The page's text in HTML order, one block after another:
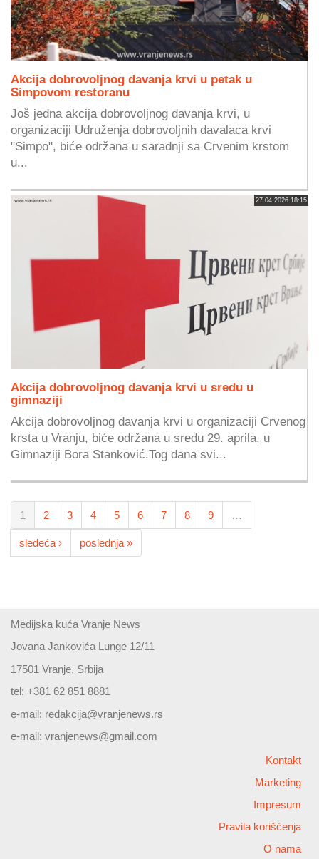
Akcija dobrovoljnog davanja krvi u petak u
Simpovom restoranu
Još jedna akcija dobrovoljnog davanja krvi, u
organizaciji Udruženja dobrovoljnih davalaca krvi
"Simpo", biće održana u saradnji sa Crvenim krstom
u...
27.04.2026 18:15
Akcija dobrovoljnog davanja krvi u sredu u
gimnaziji
Akcija dobrovoljnog davanja krvi u organizaciji Crvenog
krsta u Vranju, biće održana u sredu 29. aprila, u
Gimnaziji Bora Stanković.Tog dana svi...
1 2 3 4 5 6 7 8 9 …
sledeća › poslednja »
Medijska kuća Vranje News
Jovana Jankovića Lunge 12/11
17501 Vranje, Srbija
tel: +381 62 851 8881
e-mail: redakcija@vranjenews.rs
e-mail: vranjenews@gmail.com
Kontakt
Marketing
Impresum
Pravila korišćenja
O nama